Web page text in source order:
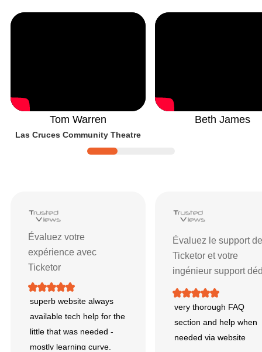
Tom Warren
Las Cruces Community Theatre
Beth James
Évaluez votre
expérience avec
Ticketor
superb website always
available tech help for the
little that was needed -
mostly learning curve.
Évaluez le support de
Ticketor et votre
ingénieur support
very thorough FAQ
section and help when
needed via website